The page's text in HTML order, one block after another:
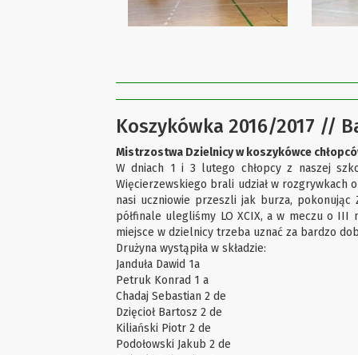
Koszykówka 2016/2017 //
Mistrzostwa Dzielnicy w koszykówce
W dniach 1 i 3 lutego chłopcy z naszej
Więcierzewskiego brali udział w rozgrywkach
nasi uczniowie przeszli jak burza, pokonując
półfinale ulegliśmy LO XCIX, a w meczu o
miejsce w dzielnicy trzeba uznać za bardzo
Drużyna wystąpiła w składzie:
Janduła Dawid 1a
Petruk Konrad 1 a
Chadaj Sebastian 2 de
Dzięcioł Bartosz 2 de
Kiliański Piotr 2 de
Podołowski Jakub 2 de